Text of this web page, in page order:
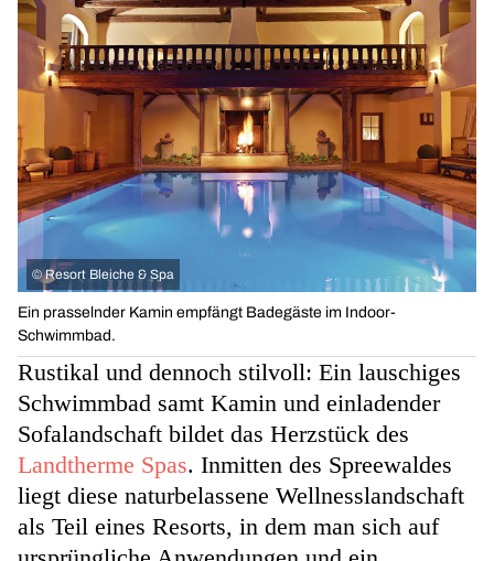
© Resort Bleiche & Spa
Ein prasselnder Kamin empfängt Badegäste im Indoor-
Schwimmbad.
Rustikal und dennoch stilvoll: Ein lauschiges
Schwimmbad samt Kamin und einladender
Sofalandschaft bildet das Herzstück des
Landtherme Spas. Inmitten des Spreewaldes
liegt diese naturbelassene Wellnesslandschaft
als Teil eines Resorts, in dem man sich auf